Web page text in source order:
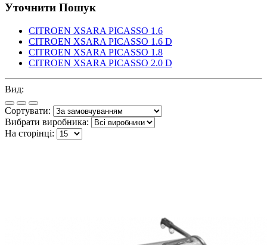
Уточнити Пошук
CITROEN XSARA PICASSO 1.6
CITROEN XSARA PICASSO 1.6 D
CITROEN XSARA PICASSO 1.8
CITROEN XSARA PICASSO 2.0 D
Вид:
Сортувати:
Вибрати виробника:
На сторінці: